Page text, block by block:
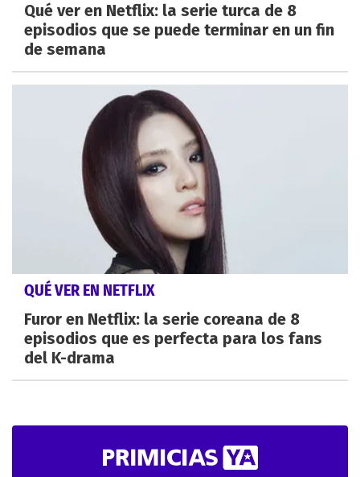
Qué ver en Netflix: la serie turca de 8
episodios que se puede terminar en un fin
de semana
QUÉ VER EN NETFLIX
Furor en Netflix: la serie coreana de 8
episodios que es perfecta para los fans
del K-drama